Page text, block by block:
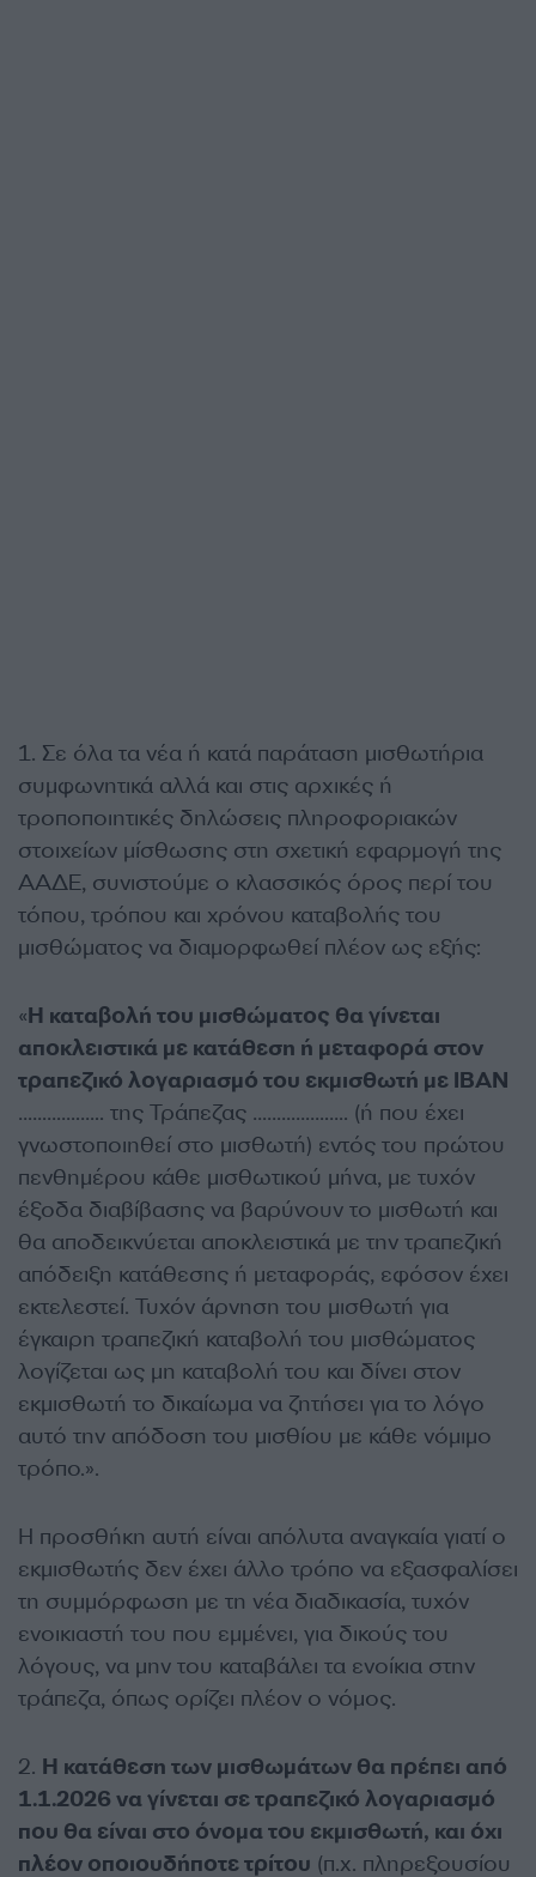
1. Σε όλα τα νέα ή κατά παράταση μισθωτήρια
συμφωνητικά αλλά και στις αρχικές ή
τροποποιητικές δηλώσεις πληροφοριακών
στοιχείων μίσθωσης στη σχετική εφαρμογή της
ΑΑΔΕ, συνιστούμε ο κλασσικός όρος περί του
τόπου, τρόπου και χρόνου καταβολής του
μισθώματος να διαμορφωθεί πλέον ως εξής:
«Η καταβολή του μισθώματος θα γίνεται
αποκλειστικά με κατάθεση ή μεταφορά στον
τραπεζικό λογαριασμό του εκμισθωτή με ΙΒΑΝ
………….….. της Τράπεζας …………….…. (ή που έχει
γνωστοποιηθεί στο μισθωτή) εντός του πρώτου
πενθημέρου κάθε μισθωτικού μήνα, με τυχόν
έξοδα διαβίβασης να βαρύνουν το μισθωτή και
θα αποδεικνύεται αποκλειστικά με την τραπεζική
απόδειξη κατάθεσης ή μεταφοράς, εφόσον έχει
εκτελεστεί. Τυχόν άρνηση του μισθωτή για
έγκαιρη τραπεζική καταβολή του μισθώματος
λογίζεται ως μη καταβολή του και δίνει στον
εκμισθωτή το δικαίωμα να ζητήσει για το λόγο
αυτό την απόδοση του μισθίου με κάθε νόμιμο
τρόπο.».
Η προσθήκη αυτή είναι απόλυτα αναγκαία γιατί ο
εκμισθωτής δεν έχει άλλο τρόπο να εξασφαλίσει
τη συμμόρφωση με τη νέα διαδικασία, τυχόν
ενοικιαστή του που εμμένει, για δικούς του
λόγους, να μην του καταβάλει τα ενοίκια στην
τράπεζα, όπως ορίζει πλέον ο νόμος.
2. Η κατάθεση των μισθωμάτων θα πρέπει από
1.1.2026 να γίνεται σε τραπεζικό λογαριασμό
που θα είναι στο όνομα του εκμισθωτή, και όχι
πλέον οποιουδήποτε τρίτου (π.χ. πληρεξουσίου